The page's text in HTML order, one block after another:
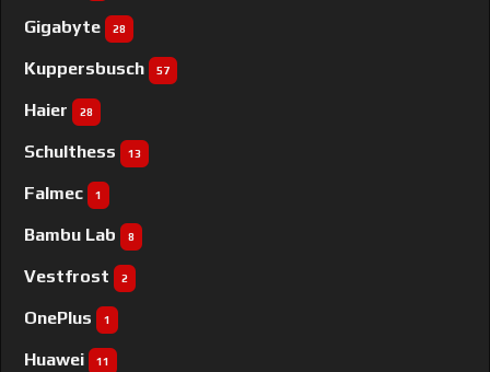
Gigabyte 28
Kuppersbusch 57
Haier 28
Schulthess 13
Falmec 1
Bambu Lab 8
Vestfrost 2
OnePlus 1
Huawei 11